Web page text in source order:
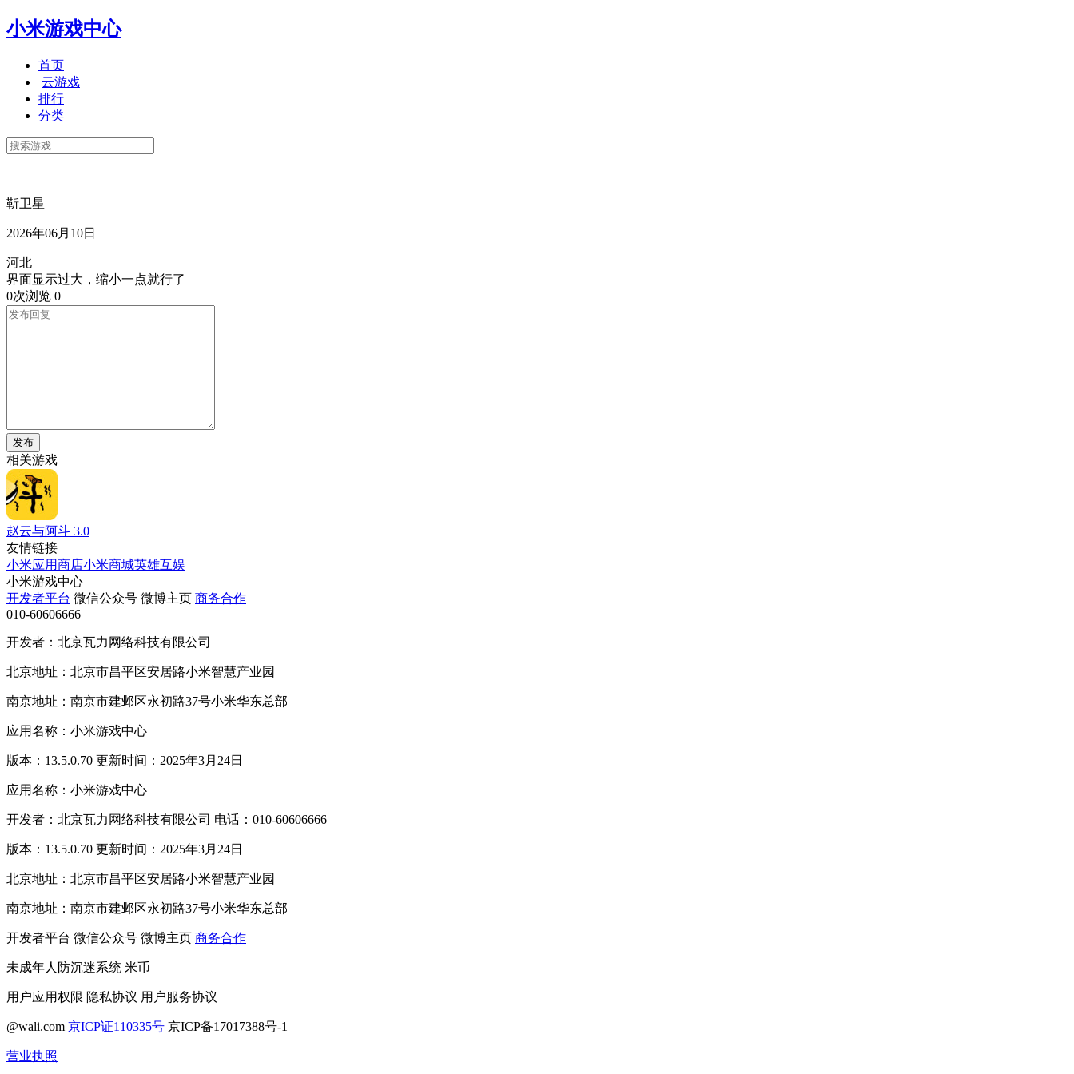
小米游戏中心
首页
云游戏
排行
分类
靳卫星
2026年06月10日
河北
界面显示过大，缩小一点就行了
0次浏览 0
发布
相关游戏
赵云与阿斗 3.0
友情链接
小米应用商店小米商城英雄互娱
小米游戏中心
开发者平台 微信公众号 微博主页 商务合作
010-60606666
开发者：北京瓦力网络科技有限公司
北京地址：北京市昌平区安居路小米智慧产业园
南京地址：南京市建邺区永初路37号小米华东总部
应用名称：小米游戏中心
版本：13.5.0.70 更新时间：2025年3月24日
应用名称：小米游戏中心
开发者：北京瓦力网络科技有限公司 电话：010-60606666
版本：13.5.0.70 更新时间：2025年3月24日
北京地址：北京市昌平区安居路小米智慧产业园
南京地址：南京市建邺区永初路37号小米华东总部
开发者平台 微信公众号 微博主页 商务合作
未成年人防沉迷系统 米币
用户应用权限 隐私协议 用户服务协议
@wali.com 京ICP证110335号 京ICP备17017388号-1
营业执照